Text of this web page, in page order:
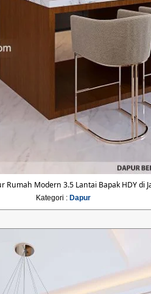
Rumah Modern 3.5 Lantai Bapak HDY di
Kategori :Dapur